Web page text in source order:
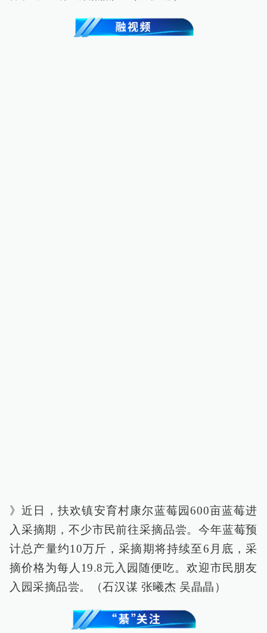
》近日，扶欢镇安育村康尔蓝莓园600亩蓝莓进
入采摘期，不少市民前往采摘品尝。今年蓝莓预
计总产量约10万斤，采摘期将持续至6月底，采
摘价格为每人19.8元入园随便吃。欢迎市民朋友
入园采摘品尝。（石汉谋 张曦杰 吴晶晶）